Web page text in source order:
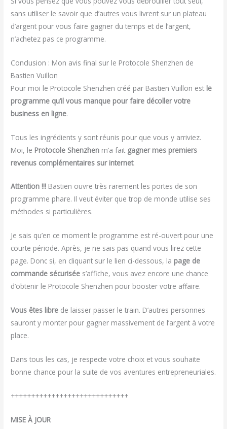
sans utiliser le savoir que d’autres vous livrent sur un plateau
d’argent pour vous faire gagner du temps et de l’argent,
n’achetez pas ce programme.
Conclusion : Mon avis final sur le Protocole Shenzhen de
Bastien Vuillon
Pour moi le Protocole Shenzhen créé par Bastien Vuillon est le
programme qu’il vous manque pour faire décoller votre
business en ligne.
Tous les ingrédients y sont réunis pour que vous y arriviez.
Moi, le Protocole Shenzhen m’a fait gagner mes premiers
revenus complémentaires sur internet.
Attention !!! Bastien ouvre très rarement les portes de son
programme phare. Il veut éviter que trop de monde utilise ses
méthodes si particulières.
Je sais qu’en ce moment le programme est ré-ouvert pour une
courte période. Après, je ne sais pas quand vous lirez cette
page. Donc si, en cliquant sur le lien ci-dessous, la page de
commande sécurisée s’affiche, vous avez encore une chance
d’obtenir le Protocole Shenzhen pour booster votre affaire.
Vous êtes libre de laisser passer le train. D’autres personnes
sauront y monter pour gagner massivement de l’argent à votre
place.
Dans tous les cas, je respecte votre choix et vous souhaite
bonne chance pour la suite de vos aventures entrepreneuriales.
+++++++++++++++++++++++++++++
MISE À JOUR